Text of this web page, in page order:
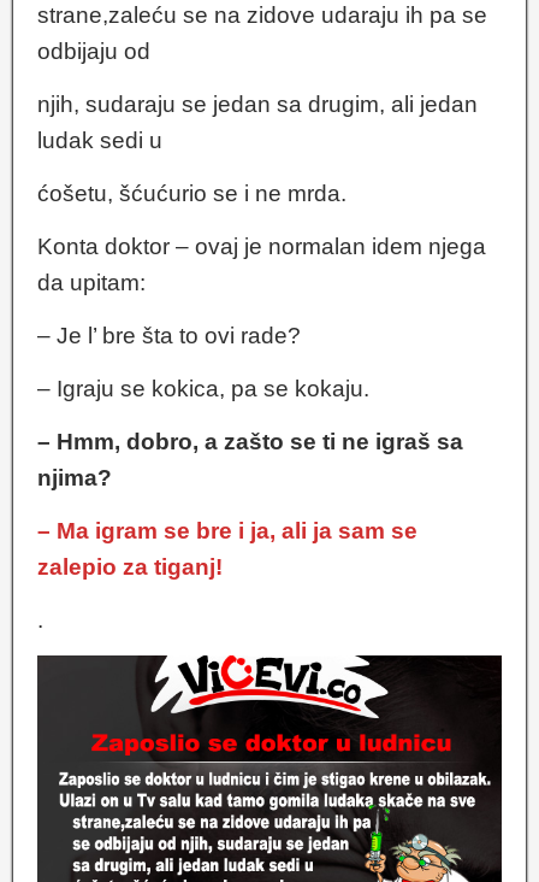
strane,zaleću se na zidove udaraju ih pa se
odbijaju od
njih, sudaraju se jedan sa drugim, ali jedan
ludak sedi u
ćošetu, šćućurio se i ne mrda.
Konta doktor – ovaj je normalan idem njega
da upitam:
– Je l’ bre šta to ovi rade?
– Igraju se kokica, pa se kokaju.
– Hmm, dobro, a zašto se ti ne igraš sa
njima?
– Ma igram se bre i ja, ali ja sam se
zalepio za tiganj!
.